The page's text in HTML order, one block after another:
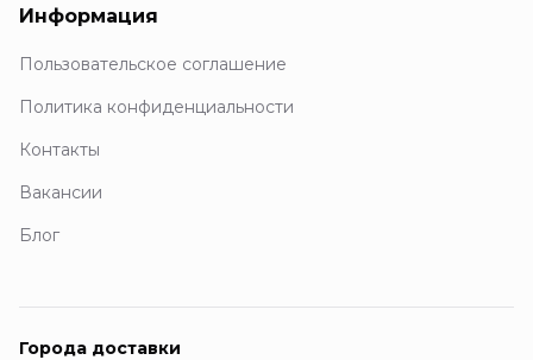
Информация
Пользовательское соглашение
Политика конфиденциальности
Контакты
Вакансии
Блог
Города доставки